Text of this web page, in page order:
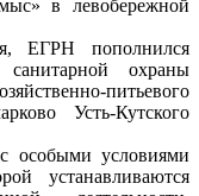
в левобережной
ЕГРН пополнился
охраны
питьевого
Усть-Кутского
особыми условиями
устанавливаются